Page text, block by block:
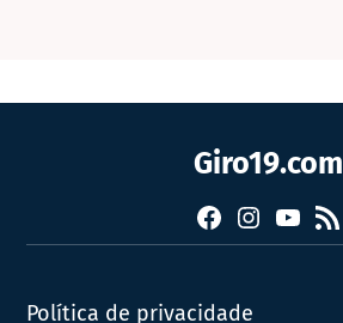
Giro19.com
FacebookInstagram
YouTube
RSS
Política de privacidade